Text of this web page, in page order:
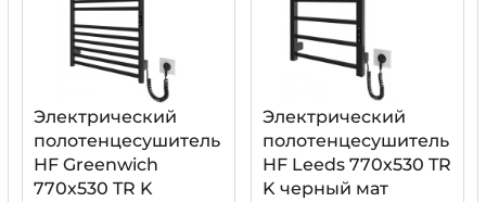
Электрический
полотенцесушитель
HF Greenwich
770х530 TR K
Электрический
полотенцесушитель
HF Leeds 770х530 TR
K черный мат